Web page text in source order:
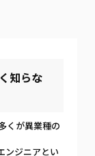
知らな
くが異業種の
ンジニアとい